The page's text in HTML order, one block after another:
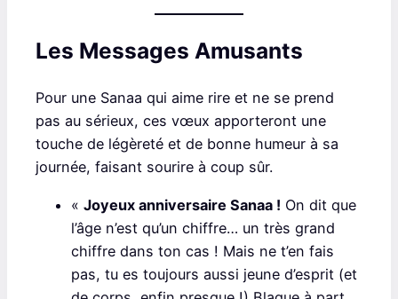
Les Messages Amusants
Pour une Sanaa qui aime rire et ne se prend
pas au sérieux, ces vœux apporteront une
touche de légèreté et de bonne humeur à sa
journée, faisant sourire à coup sûr.
« Joyeux anniversaire Sanaa ! On dit que
l’âge n’est qu’un chiffre… un très grand
chiffre dans ton cas ! Mais ne t’en fais
pas, tu es toujours aussi jeune d’esprit (et